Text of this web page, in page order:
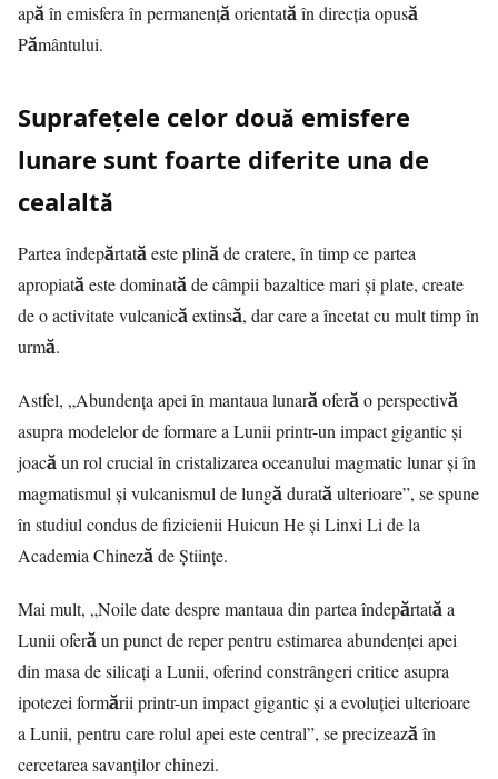
apă în emisfera în permanență orientată în direcția opusă
Pământului.
Suprafețele celor două emisfere
lunare sunt foarte diferite una de
cealaltă
Partea îndepărtată este plină de cratere, în timp ce partea
apropiată este dominată de câmpii bazaltice mari și plate, create
de o activitate vulcanică extinsă, dar care a încetat cu mult timp în
urmă.
Astfel, „Abundența apei în mantaua lunară oferă o perspectivă
asupra modelelor de formare a Lunii printr-un impact gigantic și
joacă un rol crucial în cristalizarea oceanului magmatic lunar și în
magmatismul și vulcanismul de lungă durată ulterioare”, se spune
în studiul condus de fizicienii Huicun He și Linxi Li de la
Academia Chineză de Științe.
Mai mult, „Noile date despre mantaua din partea îndepărtată a
Lunii oferă un punct de reper pentru estimarea abundenței apei
din masa de silicați a Lunii, oferind constrângeri critice asupra
ipotezei formării printr-un impact gigantic și a evoluției ulterioare
a Lunii, pentru care rolul apei este central”, se precizează în
cercetarea savanților chinezi.